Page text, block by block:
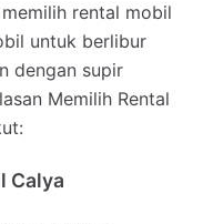
rental mobil
untuk berlibur
dengan supir
Memilih Rental
Calya